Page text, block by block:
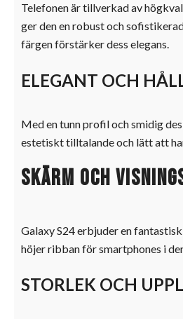
Telefonen är tillverkad av
ger den en robust och
färgen förstärker dess elegans.
ELEGANT OCH
Med en tunn profil och smidig
estetiskt tilltalande och lätt att
Skärm och
Galaxy S24 erbjuder en
höjer ribban för smartphones i
STORLEK OCH